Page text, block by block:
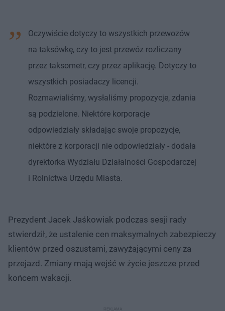
Oczywiście dotyczy to wszystkich przewozów
na taksówkę, czy to jest przewóz rozliczany
przez taksometr, czy przez aplikację. Dotyczy to
wszystkich posiadaczy licencji.
Rozmawialiśmy, wysłaliśmy propozycje, zdania
są podzielone. Niektóre korporacje
odpowiedziały składając swoje propozycje,
niektóre z korporacji nie odpowiedziały - dodała
dyrektorka Wydziału Działalności Gospodarczej
i Rolnictwa Urzędu Miasta.
Prezydent Jacek Jaśkowiak podczas sesji rady
stwierdził, że ustalenie cen maksymalnych zabezpieczy
klientów przed oszustami, zawyżającymi ceny za
przejazd. Zmiany mają wejść w życie jeszcze przed
końcem wakacji.